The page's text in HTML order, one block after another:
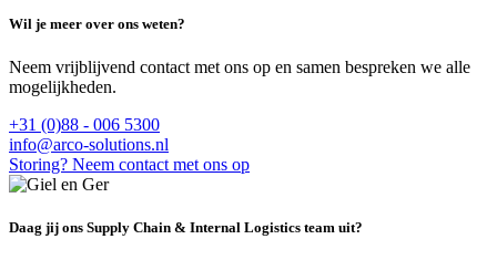
Wil je meer over ons weten?
Neem vrijblijvend contact met ons op en samen bespreken we alle
mogelijkheden.
+31 (0)88 - 006 5300
info@arco-solutions.nl
Storing? Neem contact met ons op
Daag jij ons Supply Chain & Internal Logistics team uit?